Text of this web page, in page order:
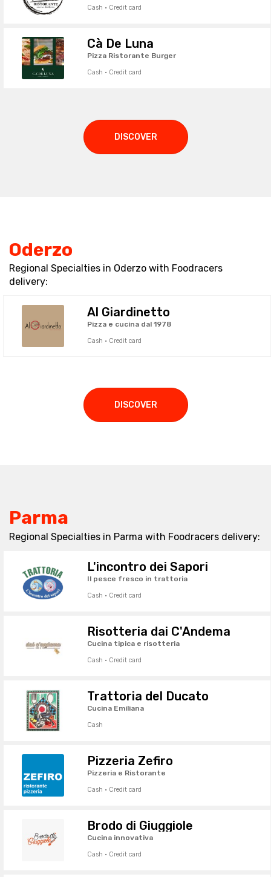
Cash · Credit card
Cà De Luna
Pizza Ristorante Burger
Cash · Credit card
DISCOVER
Oderzo
Regional Specialties in Oderzo with Foodracers
delivery:
Al Giardinetto
Pizza e cucina dal 1978
Cash · Credit card
DISCOVER
Parma
Regional Specialties in Parma with Foodracers delivery:
L'incontro dei Sapori
Il pesce fresco in trattoria
Cash · Credit card
Risotteria dai C'Andema
Cucina tipica e risotteria
Cash · Credit card
Trattoria del Ducato
Cucina Emiliana
Cash
Pizzeria Zefiro
Pizzeria e Ristorante
Cash · Credit card
Brodo di Giuggiole
Cucina innovativa
Cash · Credit card